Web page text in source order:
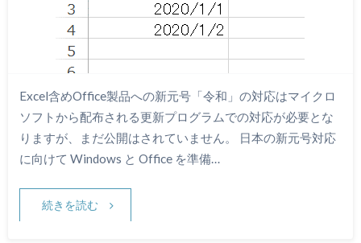
Excel含めOffice製品への新元号「令和」の対応はマイクロ
ソフトから配布される更新プログラムでの対応が必要とな
りますが、まだ公開はされていません。 日本の新元号対応
に向けて Windows と Office を準備…
続きを読む